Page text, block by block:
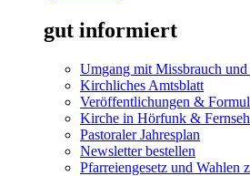
gut informiert
Umgang mit Missbrauch
Kirchliches Amtsblatt
Veröffentlichungen &
Kirche in Hörfunk &
Pastoraler Jahresplan
Newsletter bestellen
Pfarreiengesetz und Wahlen